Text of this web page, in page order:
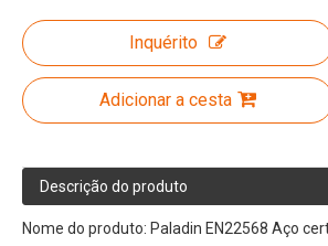
Inquérito
Adicionar a cesta
Descrição do produto
Nome do produto: Paladin EN22568 Aço